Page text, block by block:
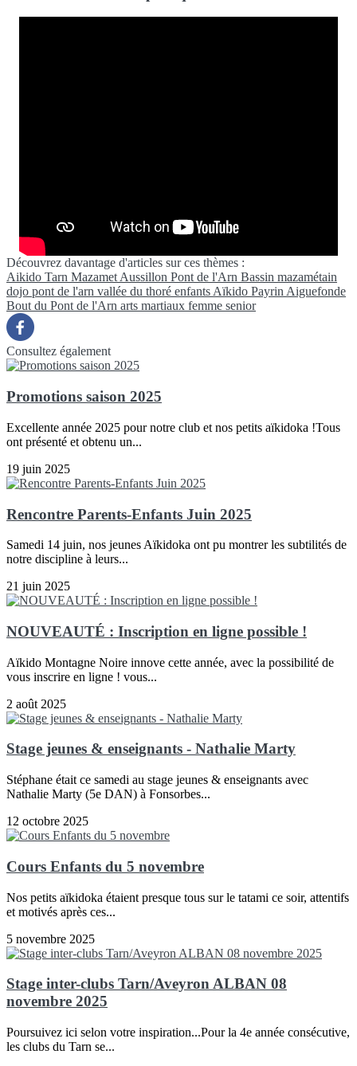
Découvrez davantage d'articles sur ces thèmes :
Aikido Tarn MazametAussillon Pont de l'Arn Bassin mazamétain
dojo pont de l'arn vallée du thoré enfantsAïkido PayrinAiguefonde
Bout du Pont de l'Arn arts martiaux femme senior
Consultez également
Promotions saison 2025
Excellente année 2025 pour notre club et nos petits aïkidoka !Tous
ont présenté et obtenu un...
19 juin 2025
Rencontre Parents-Enfants Juin 2025
Samedi 14 juin, nos jeunes Aïkidoka ont pu montrer les subtilités de
notre discipline à leurs...
21 juin 2025
NOUVEAUTÉ : Inscription en ligne possible !
Aïkido Montagne Noire innove cette année, avec la possibilité de
vous inscrire en ligne ! vous...
2 août 2025
Stage jeunes & enseignants - Nathalie Marty
Stéphane était ce samedi au stage jeunes & enseignants avec
Nathalie Marty (5e DAN) à Fonsorbes...
12 octobre 2025
Cours Enfants du 5 novembre
Nos petits aïkidoka étaient presque tous sur le tatami ce soir, attentifs
et motivés après ces...
5 novembre 2025
Stage inter-clubs Tarn/Aveyron ALBAN 08
novembre 2025
Poursuivez ici selon votre inspiration...Pour la 4e année consécutive,
les clubs du Tarn se...